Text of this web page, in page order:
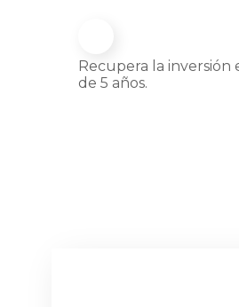
Recupera la inversión
de 5 años.